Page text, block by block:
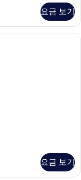
요금 보기
요금 보기